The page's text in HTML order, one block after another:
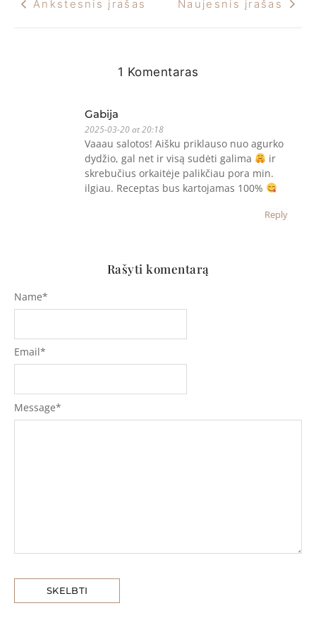
Ankstesnis įrašas Naujesnis įrašas
1 Komentaras
Gabija
2025-03-20 at 20:18
Vaaau salotos! Aišku priklauso nuo agurko
dydžio, gal net ir visą sudėti galima
ir
skrebučius orkaitėje palikčiau pora min.
ilgiau. Receptas bus kartojamas 100%
Reply
Rašyti komentarą
Message*
Name*
Email*